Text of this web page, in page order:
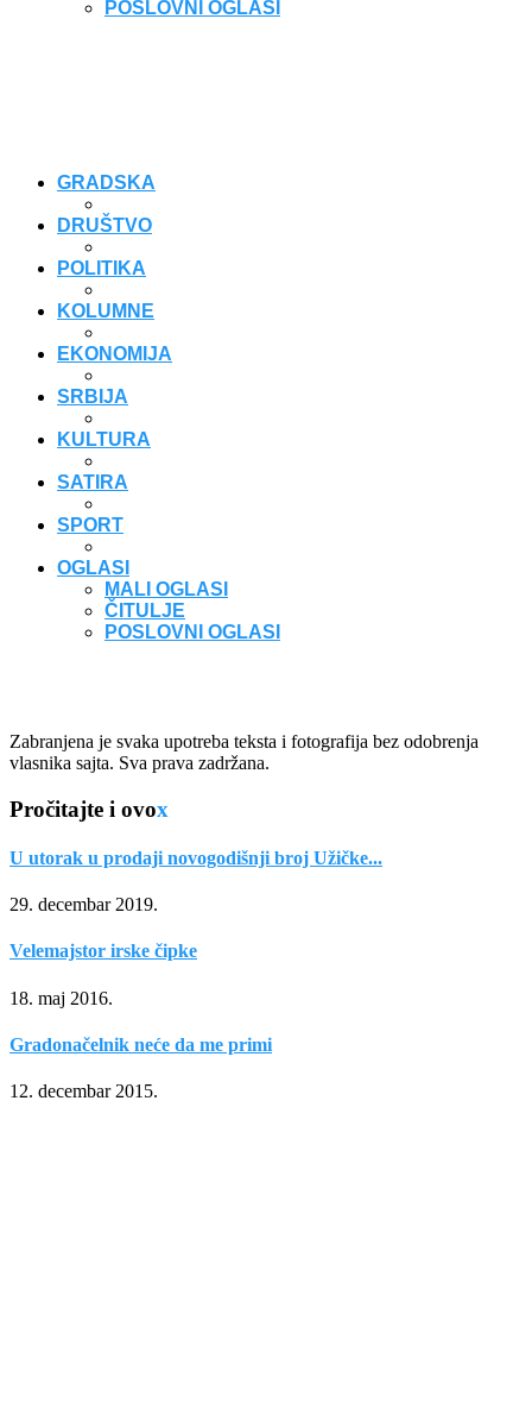
POSLOVNI OGLASI
GRADSKA
DRUŠTVO
POLITIKA
KOLUMNE
EKONOMIJA
SRBIJA
KULTURA
SATIRA
SPORT
OGLASI
MALI OGLASI
ČITULJE
POSLOVNI OGLASI
Zabranjena je svaka upotreba teksta i fotografija bez odobrenja
vlasnika sajta. Sva prava zadržana.
Pročitajte i ovox
U utorak u prodaji novogodišnji broj Užičke...
29. decembar 2019.
Velemajstor irske čipke
18. maj 2016.
Gradonačelnik neće da me primi
12. decembar 2015.